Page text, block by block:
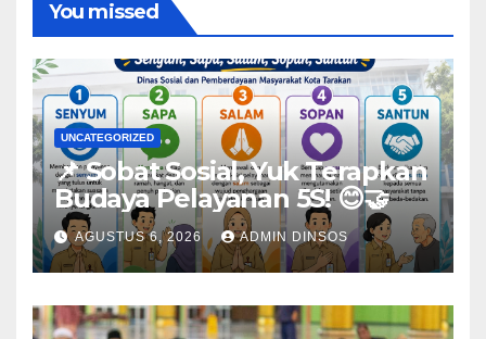
You missed
UNCATEGORIZED
📌 Sobat Sosial, Yuk Terapkan
Budaya Pelayanan 5S! 😊🤝
AGUSTUS 6, 2026 ADMIN DINSOS